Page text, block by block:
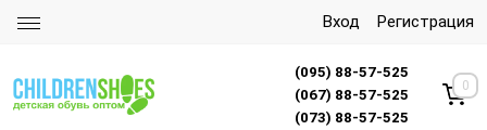
Вход Регистрация
(095) 88-57-525
(067) 88-57-525
(073) 88-57-525
0